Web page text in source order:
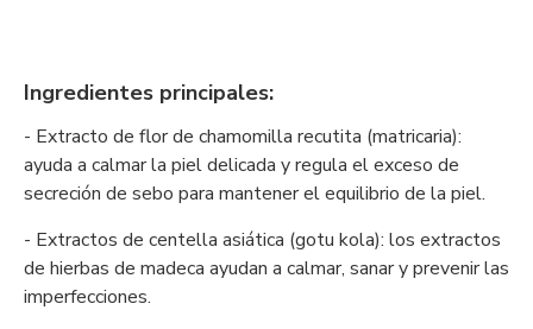
Ingredientes principales:
- Extracto de flor de chamomilla recutita (matricaria):
ayuda a calmar la piel delicada y regula el exceso de
secreción de sebo para mantener el equilibrio de la piel.
- Extractos de centella asiática (gotu kola): los extractos
de hierbas de madeca ayudan a calmar, sanar y prevenir las
imperfecciones.